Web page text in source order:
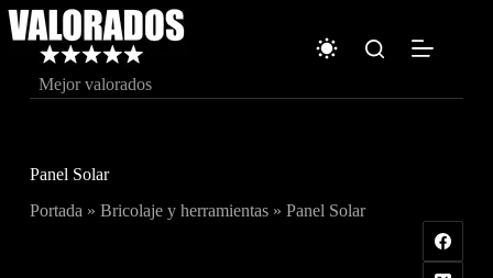
Saltar
al
contenido
Mejor valorados
Panel Solar
Portada » Bricolaje y herramientas» Panel Solar